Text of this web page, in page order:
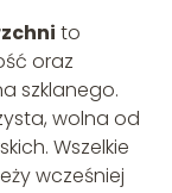
to
oraz
szklanego.
wolna od
Wszelkie
wcześniej